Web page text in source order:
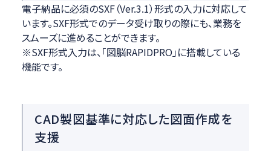
電子納品に必須のSXF（Ver.3.1）形式の入力に対応して
います。SXF形式でのデータ受け取りの際にも、業務を
スムーズに進めることができます。
※SXF形式入力は、「図脳RAPIDPRO」に搭載している
機能です。
CAD製図基準に対応した図面作成を
支援